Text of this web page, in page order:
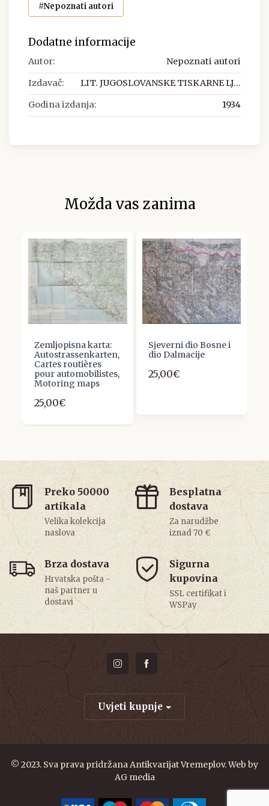
#Nepoznati autori
Dodatne informacije
Autor: Nepoznati autori
Izdavač: LIT. JUGOSLOVANSKE TISKARNE LJ...
Godina izdanja: 1934
Možda vas zanima
Zemljopisna karta:
Autostrassenkarten,
Cartes routières
pour automobilistes,
Motoring maps
25,00€
Sjeverni dio Bosne i
dio Dalmacije
25,00€
Preko 50000
artikala
Velika kolekcija
naslova
Besplatna
dostava
Za narudžbe
iznad 70 €
Brza dostava
Hrvatska pošta -
naš partner u
dostavi
Sigurna
kupovina
SSL certifikat i
WSPay
Uvjeti kupnje
© 2023. Sva prava pridržana Antikvarijat Vremeplov. Web by
AG media